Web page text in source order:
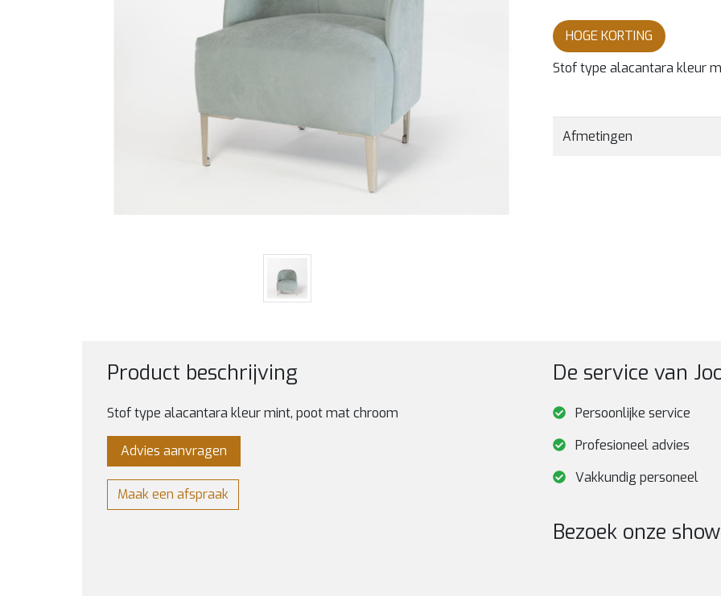
HOGE KORTING
Stof type alacantara kleur
Afmetingen
Product beschrijving
Stof type alacantara kleur mint, poot mat chroom
Advies aanvragen
Maak een afspraak
De service van
Persoonlijke service
Profesioneel advies
Vakkundig personeel
Bezoek onze